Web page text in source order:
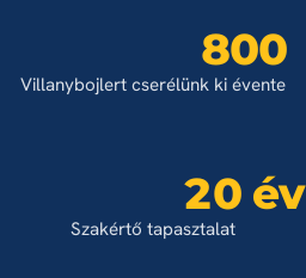
800
Villanybojlert cserélünk ki évente
20 év
Szakértő tapasztalat